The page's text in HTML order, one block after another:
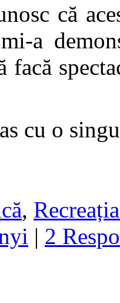
că
a
facă
cu o
,
| 2